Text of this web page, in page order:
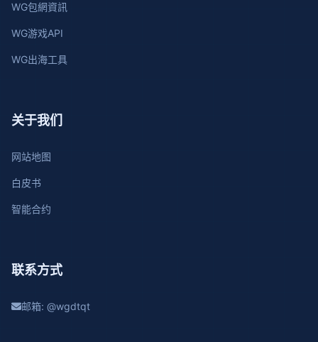
WG包網資訊
WG游戏API
WG出海工具
关于我们
网站地图
白皮书
智能合约
联系方式
邮箱: @wgdtqt